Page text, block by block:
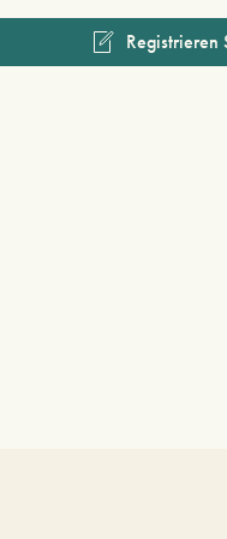
Registrieren